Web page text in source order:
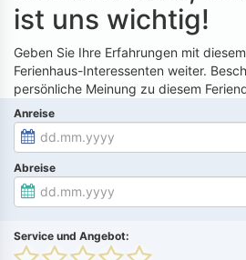
ist uns wichtig!
Geben Sie Ihre Erfahrungen mit
Ferienhaus-Interessenten weiter.
persönliche Meinung zu diesem
Anreise
Abreise
Service und Angebot: